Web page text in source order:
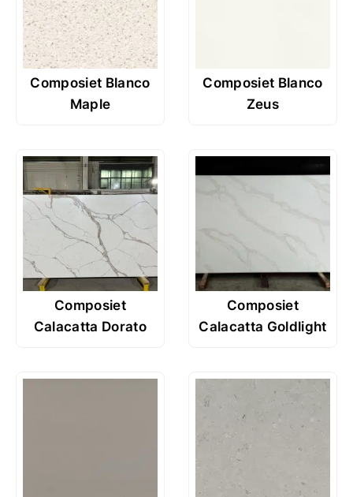
Composiet Blanco
Maple
Composiet Blanco
Zeus
Composiet
Calacatta Dorato
Composiet
Calacatta Goldlight